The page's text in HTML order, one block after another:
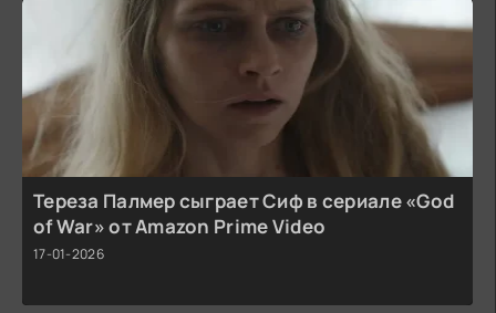
Тереза Палмер сыграет Сиф в сериале «God
of War» от Amazon Prime Video
17-01-2026